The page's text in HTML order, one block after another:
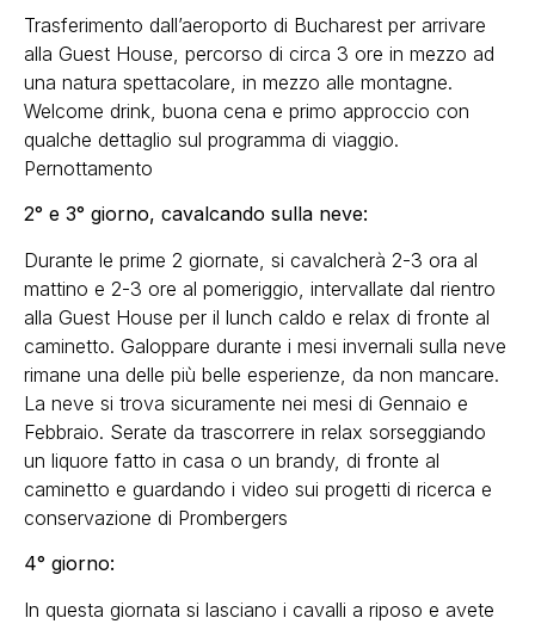
Trasferimento dall’aeroporto di Bucharest per arrivare
alla Guest House, percorso di circa 3 ore in mezzo ad
una natura spettacolare, in mezzo alle montagne.
Welcome drink, buona cena e primo approccio con
qualche dettaglio sul programma di viaggio.
Pernottamento
2° e 3° giorno, cavalcando sulla neve:
Durante le prime 2 giornate, si cavalcherà 2-3 ora al
mattino e 2-3 ore al pomeriggio, intervallate dal rientro
alla Guest House per il lunch caldo e relax di fronte al
caminetto. Galoppare durante i mesi invernali sulla neve
rimane una delle più belle esperienze, da non mancare.
La neve si trova sicuramente nei mesi di Gennaio e
Febbraio. Serate da trascorrere in relax sorseggiando
un liquore fatto in casa o un brandy, di fronte al
caminetto e guardando i video sui progetti di ricerca e
conservazione di Prombergers
4° giorno:
In questa giornata si lasciano i cavalli a riposo e avete